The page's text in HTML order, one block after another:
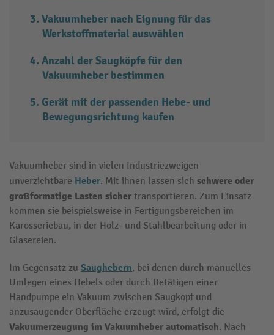
Vakuumheber nach Eignung für das
Werkstoffmaterial auswählen
Anzahl der Saugköpfe für den
Vakuumheber bestimmen
Gerät mit der passenden Hebe- und
Bewegungsrichtung kaufen
Vakuumheber sind in vielen Industriezweigen
unverzichtbare Heber. Mit ihnen lassen sich schwere oder
großformatige Lasten sicher transportieren. Zum Einsatz
kommen sie beispielsweise in Fertigungsbereichen im
Karosseriebau, in der Holz- und Stahlbearbeitung oder in
Glasereien.
Im Gegensatz zu Saughebern, bei denen durch manuelles
Umlegen eines Hebels oder durch Betätigen einer
Handpumpe ein Vakuum zwischen Saugkopf und
anzusaugender Oberfläche erzeugt wird, erfolgt die
Vakuumerzeugung im Vakuumheber automatisch. Nach